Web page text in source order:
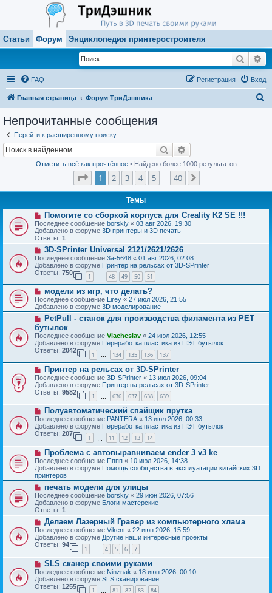
Статьи Форум Энциклопедия принтеростроителя
Поиск
FAQ Вход
Регистрация
Главная страница Форум ТриДэшника
Непрочитанные сообщения
Перейти к расширенному поиску
Поиск
Отметить всё как прочтённое• Найдено более 1000 результатов
Страница1 из
1 2 3 4 5 40
Темы
Н
о
в
о
е
с
о
о
б
е
н
и
е
Помогите со сборкой корпуса для Creality K2 SE !!!
Последнее сообщение borskiy « 03 авг 2026, 19:30
Добавлено в форуме 3D принтеры и 3D печать
Ответы: 1
Н
о
в
о
е
с
о
о
б
щ
е
н
и
е
3D-SPrinter Universal 2121/2621/2626
Последнее сообщение 3a-5648 « 01 авг 2026, 02:08
Добавлено в форуме Принтер на рельсах от 3D-SPrinter
Ответы: 750
1 48 49 50 51
Н
о
в
о
с
о
о
б
щ
е
и
е
модели из игр, что делать?
Последнее сообщение Lirey « 27 июл 2026, 21:55
Добавлено в форуме 3D моделирование
Н
в
о
е
с
о
б
щ
е
н
и
PetPull - cтанок для производства филамента из PET
бутылок
Последнее сообщение Viacheslav « 24 июл 2026, 12:55
Добавлено в форуме Переработка пластика из ПЭТ бутылок
Ответы: 2042
1 … 134 135 136 137
Н
о
в
о
е
с
о
б
щ
н
и
е
Принтер на рельсах от 3D-SPrinter
Последнее сообщение 3D-SPrinter « 13 июл 2026, 09:04
Добавлено в форуме Принтер на рельсах от 3D-SPrinter
Ответы: 9582
1 636 637 638 639
Н
о
в
о
с
о
б
щ
е
н
и
е
Полуавтоматический спайщик прутка
Последнее сообщение PANTERA« 13 июл 2026, 00:33
Добавлено в форуме Переработка пластика из ПЭТ бутылок
Ответы: 207
1 11 12 13 14
Н
о
в
о
е
с
о
о
б
щ
е
н
и
е
Проблема с автовыравниваем ender 3 v3 ke
Последнее сообщение Пппп « 10 июл 2026, 14:38
Добавлено в форуме Помощь сообщества в эксплуатации китайских 3D
принтеров
Н
о
в
о
е
с
о
о
б
е
н
и
е
печать модели для улицы
Последнее сообщение borskiy « 29 июн 2026, 07:56
Добавлено в форуме Блоги-мастерские
Ответы: 1
Н
о
в
о
е
с
о
о
б
щ
Делаем Лазерный Гравер из компьютерного хлама
Последнее сообщение Vikent « 22 июн 2026, 15:59
Добавлено в форуме Другие наши интересные проекты
Ответы: 94
1 … 4 5 6 7
Н
о
в
о
е
SLS сканер своими руками
Последнее сообщение Ninznak « 18 июн 2026, 00:10
Добавлено в форуме SLS сканирование
Ответы: 1255
1 81 82 83 84